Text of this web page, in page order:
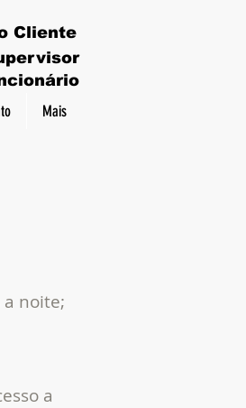
Cliente
Mais
noite;
a